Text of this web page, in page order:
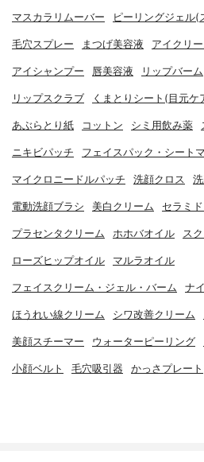
マスカラリムーバー ピーリングジェル(
毛穴スプレー まつげ美容液 アイクリ
アイシャンプー 唇美容液 リップバーム
リップスクラブ くまとりシート(目元ケ
あぶらとり紙 コットン シミ用飲み薬
ニキビパッチ フェイスパック・シート
マイクロニードルパッチ 洗顔クロス
電動洗顔ブラシ 美白クリーム セラミ
プラセンタクリーム ホホバオイル ス
ローズヒップオイル マルラオイル
フェイスクリーム・ジェル・バーム ナ
ほうれい線クリーム シワ改善クリーム
美顔スチーマー ウォーターピーリング
小顔ベルト 毛穴吸引器 かっさプレート